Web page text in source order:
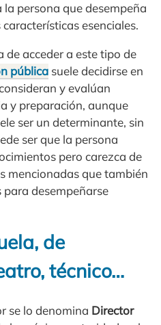
persona que desempeña
esenciales.
acceder a este tipo de
pública suele decidirse en
y evalúan
y preparación, aunque
ser un determinante, sin
ser que la persona
pero carezca de
mencionadas que también
desempeñarse
de
técnico…
se lo denomina Director